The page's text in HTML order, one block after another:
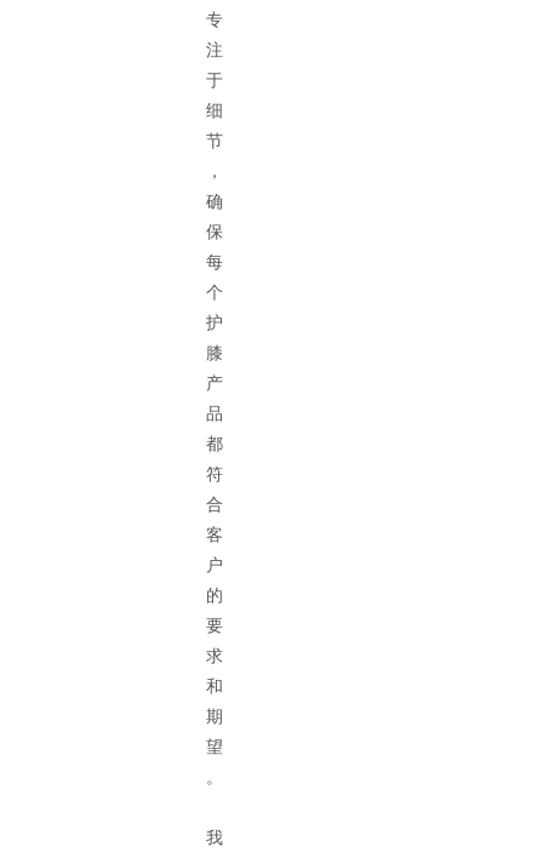
专
注
于
细
节
，
确
保
每
个
护
膝
产
品
都
符
合
客
户
的
要
求
和
期
望
。
我